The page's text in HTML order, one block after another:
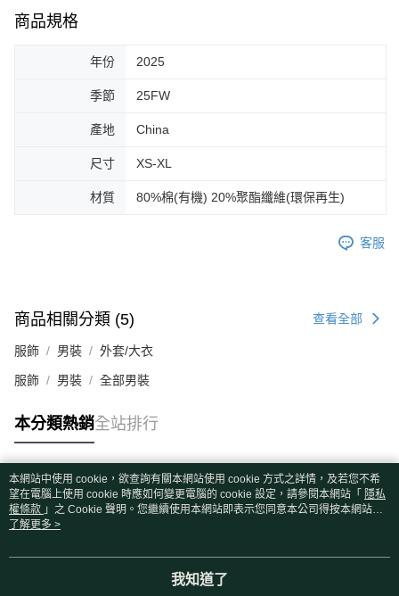
商品規格
年份 2025
季節 25FW
產地 China
尺寸 XS-XL
材質 80%棉(有機) 20%聚酯纖維(環保再生)
客服
商品相關分類 (5) 查看全部
服飾 男裝 外套/大衣
服飾 男裝 全部男裝
本分類熱銷全站排行
熱門標籤
本網站中使用 cookie，欲查詢有關本網站使用 cookie 方式之詳情，及若您不希
望在電腦上使用 cookie 時應如何變更電腦的 cookie 設定，請參閱本網站「 隱私
權條款 」之 Cookie 聲明。您繼續使用本網站即表示您同意本公司得按本網站使
用條款之 Cookie 聲明使用 cookie。
了解更多 >
我知道了